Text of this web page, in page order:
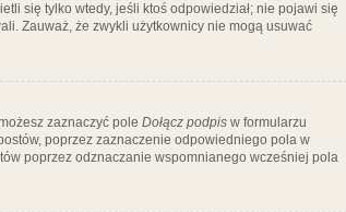
się tylko wtedy, jeśli ktoś odpowiedział; nie pojawi się
Zauważ, że zwykli użytkownicy nie mogą usuwać
zaznaczyć pole Dołącz podpis w formularzu
poprzez zaznaczenie odpowiedniego pola w
poprzez odznaczanie wspomnianego wcześniej pola